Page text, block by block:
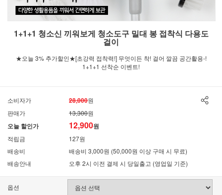
1+1+1 청소신 끼워보게 청소도구 밀대 봉 접착식 다용도
걸이
★오늘 3% 추가할인★[초강력 접착력!] 무엇이든 착! 걸어 깔끔 공간활용-!
1+1+1 선착순 이벤트!
소비자가 28,000원
판매가
13,300원
오늘 할인가 12,900원
적립금
127원
배송비
배송비 3,000원 (50,000원 이상 구매 시 무료)
배송안내
오후 2시 이전 결제 시 당일출고 (영업일 기준)
옵션